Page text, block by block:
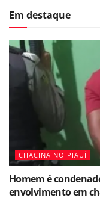
Em destaque
CHACINA NO PIAUÍ
Homem é
envolvimento em